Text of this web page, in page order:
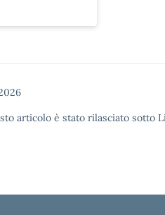
articolo è stato rilasciato sotto